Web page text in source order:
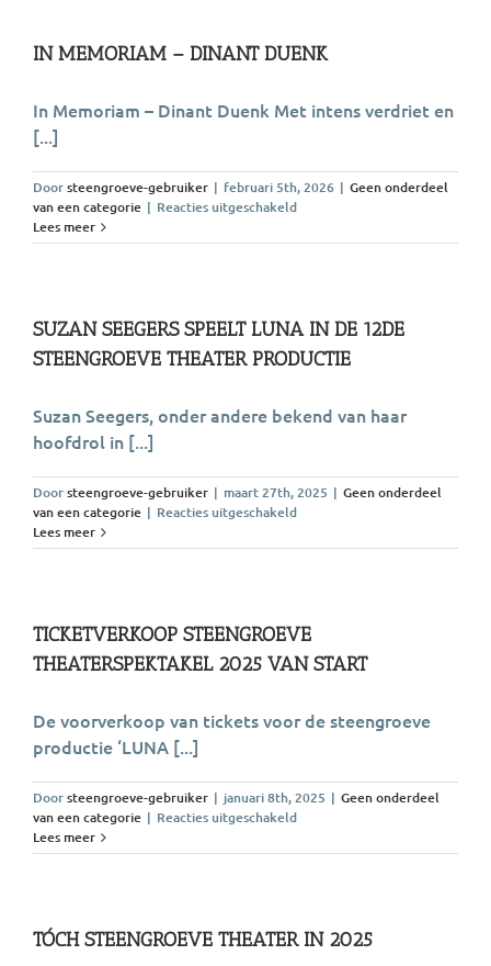
de
IN MEMORIAM – DINANT DUENK
In Memoriam – Dinant Duenk Met intens verdriet en
[...]
Doorsteengroeve-gebruiker | februari 5th, 2026 | Geen onderdeel
van een categorie | Reacties uitgeschakeldvoor
Memoriam
Lees meer
SUZAN SEEGERS SPEELT LUNA IN DE 12DE
STEENGROEVE THEATER PRODUCTIE
Suzan Seegers, onder andere bekend van haar
hoofdrol in [...]
Doorsteengroeve-gebruiker | maart 27th, 2025 | Geen onderdeel
van een categorie | Reacties uitgeschakeldvoor
SEEGERS
DE
STEENGROEVE
Lees meer
TICKETVERKOOP STEENGROEVE
THEATERSPEKTAKEL 2025 VAN START
De voorverkoop van tickets voor de steengroeve
productie ‘LUNA [...]
Doorsteengroeve-gebruiker | januari 8th, 2025 | Geen onderdeel
van een categorie | Reacties uitgeschakeldvoor
STEENGROEVE
START
Lees meer
TÓCH STEENGROEVE THEATER IN 2025